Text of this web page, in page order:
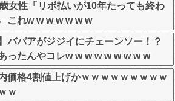
歳女性「リボ払いが10年たっても終わ
これw w w w w w w
ババアがジジイにチェーンソー！？
ったんやコレw w w w w w w w w
価格4割値上げかｗｗｗｗｗｗｗｗｗ
ｗ